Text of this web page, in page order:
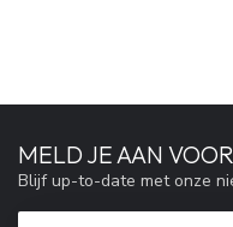
MELD JE AAN
Blijf up-to-date met onze